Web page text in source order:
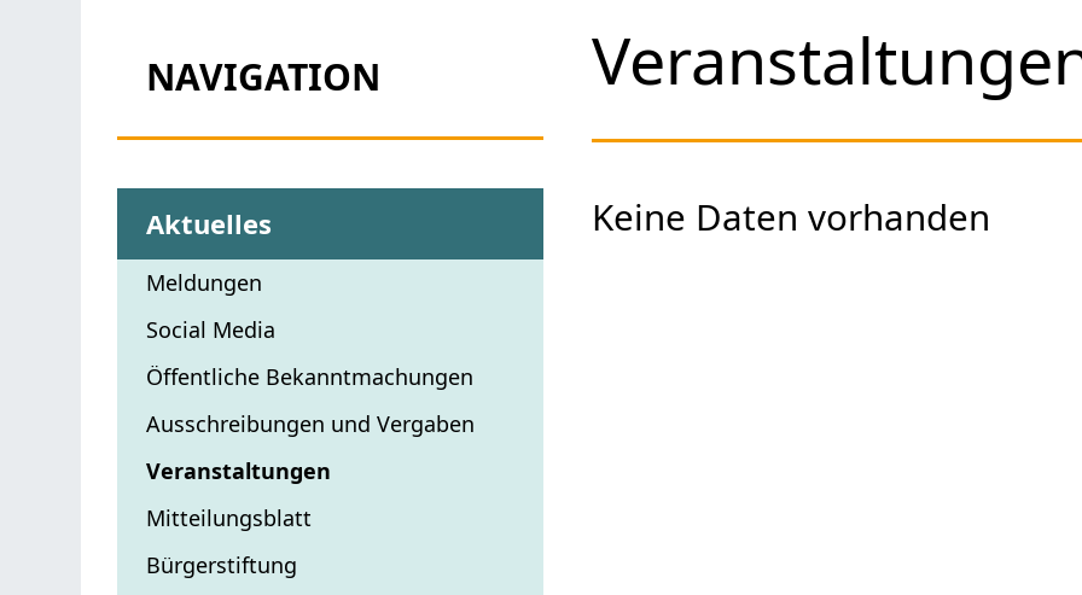
NAVIGATION
Aktuelles
Meldungen
Social Media
Öffentliche Bekanntmachungen
Ausschreibungen und Vergaben
Veranstaltungen
Mitteilungsblatt
Bürgerstiftung
Keine Daten vorhanden